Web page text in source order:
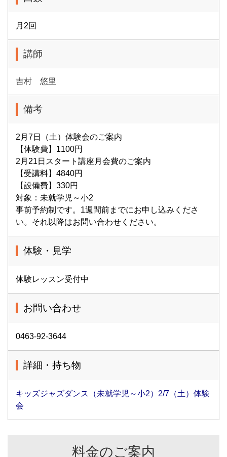
月2回
講師
吉村 悠里
備考
2月7日（土）体験会のご案内
【体験費】1100円
2月21日スタート講座月会費のご案内
【受講料】4840円
【設備費】330円
対象：未就学児～小2
事前予約制です。1週間前までにお申し込みくださ
い。それ以降はお問い合わせください。
体験・見学
体験レッスン受付中
お問い合わせ
0463-92-3644
詳細・持ち物
キッズジャズダンス（未就学児～小2）2/7（土）体験
会
料金のご案内